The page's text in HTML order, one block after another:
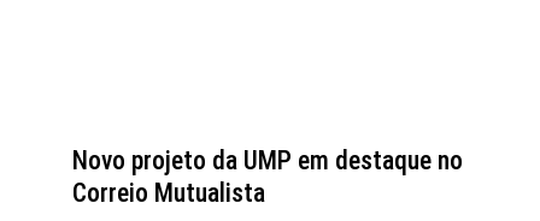
Novo projeto da UMP em destaque no
Correio Mutualista